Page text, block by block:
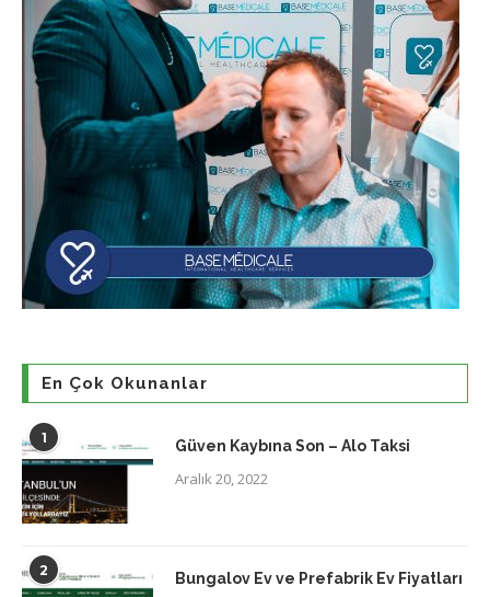
En Çok Okunanlar
1 Güven Kaybına Son – Alo Taksi
Aralık 20, 2022
2 Bungalov Ev ve Prefabrik Ev Fiyatları